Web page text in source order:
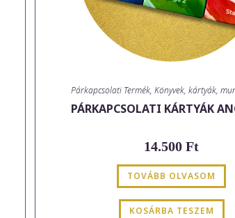
Párkapcsolati Termék,Könyvek, kártyák,
PÁRKAPCSOLATI KÁRTYÁK
14.500Ft
TOVÁBB OLVASOM
KOSÁRBA TESZEM